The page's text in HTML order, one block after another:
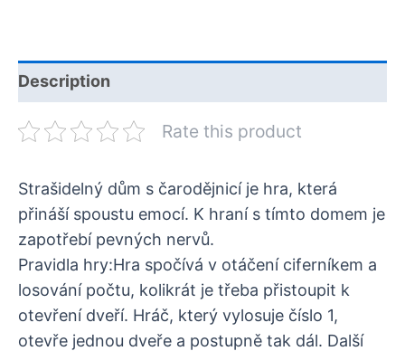
Description
Rate this product
Strašidelný dům s čarodějnicí je hra, která
přináší spoustu emocí. K hraní s tímto domem je
zapotřebí pevných nervů.
Pravidla hry:Hra spočívá v otáčení ciferníkem a
losování počtu, kolikrát je třeba přistoupit k
otevření dveří. Hráč, který vylosuje číslo 1,
otevře jednou dveře a postupně tak dál. Další